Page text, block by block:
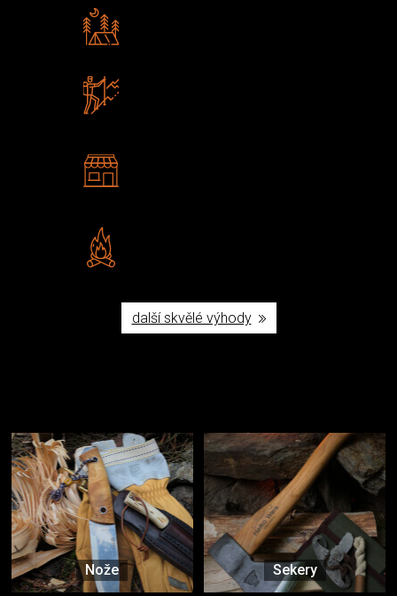
další skvělé výhody
Nože Sekery